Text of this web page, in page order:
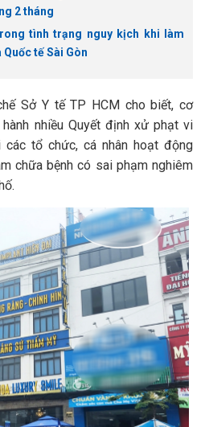
2 tháng
tình trạng nguy kịch khi làm
tế Sài Gòn
Sở Y tế TP HCM cho biết, cơ
nhiều Quyết định xử phạt vi
các tổ chức, cá nhân hoạt động
chữa bệnh có sai phạm nghiêm